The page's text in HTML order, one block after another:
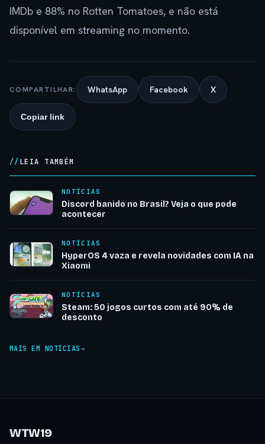
IMDb e 88% no Rotten Tomatoes, e não está
disponível em streaming no momento.
COMPARTILHAR: WhatsApp Facebook X
Copiar link
LEIA TAMBÉM
NOTÍCIAS
Discord banido no Brasil? Veja o que pode
acontecer
NOTÍCIAS
HyperOS 4 vaza e revela novidades com IA na
Xiaomi
NOTÍCIAS
Steam: 50 jogos curtos com até 90% de
desconto
MAIS EM NOTÍCIAS
WTW19